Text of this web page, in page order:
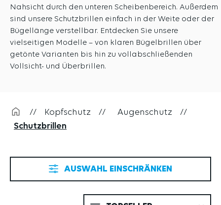
Nahsicht durch den unteren Scheibenbereich. Außerdem
sind unsere Schutzbrillen einfach in der Weite oder der
Bügellänge verstellbar. Entdecken Sie unsere
vielseitigen Modelle – von klaren Bügelbrillen über
getönte Varianten bis hin zu vollabschließenden
Vollsicht- und Überbrillen.
// Kopfschutz // Augenschutz
//
Schutzbrillen
AUSWAHL EINSCHRÄNKEN